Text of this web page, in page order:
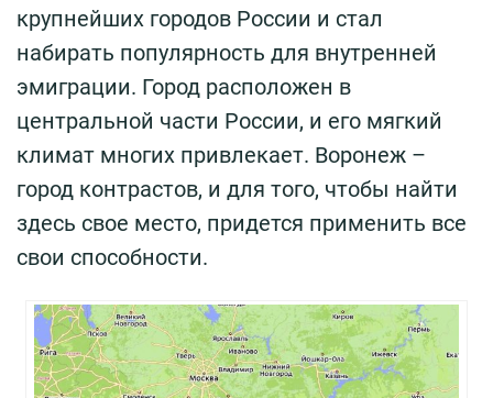
крупнейших городов России и стал
набирать популярность для внутренней
эмиграции. Город расположен в
центральной части России, и его мягкий
климат многих привлекает. Воронеж –
город контрастов, и для того, чтобы найти
здесь свое место, придется применить все
свои способности.